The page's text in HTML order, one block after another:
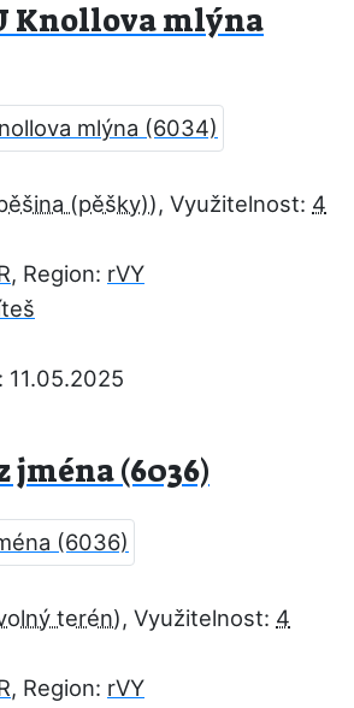
Knollova mlýna
, Využitelnost: 4
, Region: rVY
11.05.2025
jména (6036)
, Využitelnost: 4
, Region: rVY